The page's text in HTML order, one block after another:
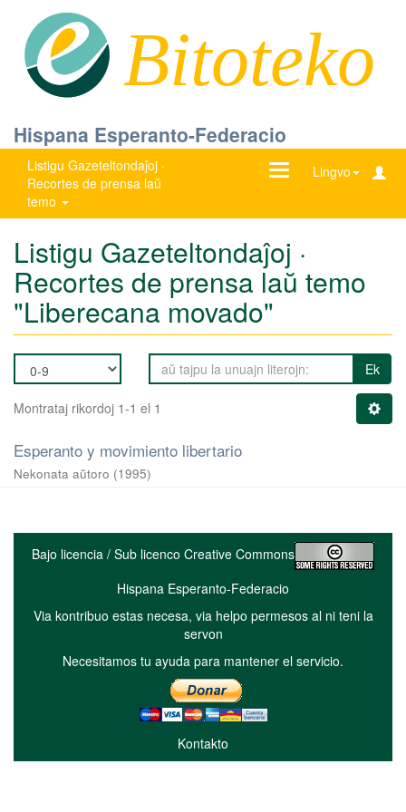
Bitoteko
Hispana Esperanto-Federacio
Listigu Gazeteltondaĵoj ·
Recortes de prensa laŭ
temo
Lingvo
Ŝanĝu
Listigu Gazeteltondaĵoj ·
Recortes de prensa laŭ temo
"Liberecana movado"
Ek
Montrataj rikordoj 1-1 el 1
Esperanto y movimiento libertario
Nekonata aŭtoro (1995)
Bajo licencia / Sub licenco Creative Commons
Hispana Esperanto-Federacio
Via kontribuo estas necesa, via helpo permesos al ni teni la
servon
Necesitamos tu ayuda para mantener el servicio.
Kontakto